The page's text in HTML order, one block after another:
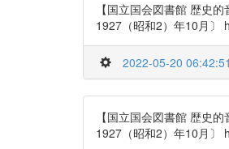
【国立国会図書館 歴史
1927（昭和2）年10月〕
2022-05-20 06:42:51
【国立国会図書館 歴史
1927（昭和2）年10月〕